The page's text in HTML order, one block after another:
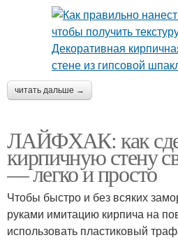
читать дальше →
ЛАЙФХАК: как
кирпичную стену
— легко и просто
Чтобы быстро и без всяких
руками имитацию кирпича на
использовать пластиковый